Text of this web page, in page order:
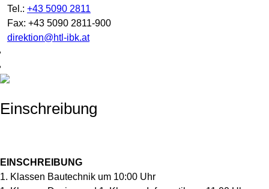
Tel.: +43 5090 2811
Fax: +43 5090 2811-900
direktion@htl-ibk.at
Einschreibung
EINSCHREIBUNG
1. Klassen Bautechnik um 10:00 Uhr